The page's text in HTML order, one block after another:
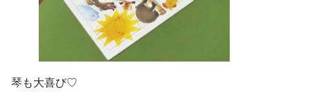
琴も大喜び♡